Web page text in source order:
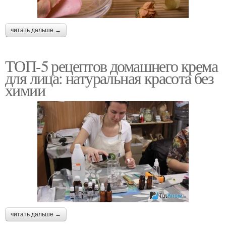
читать дальше →
ТОП-5 рецептов домашнего крема
для лица: натуральная красота без
химии
читать дальше →